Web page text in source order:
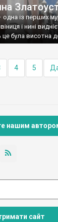
із перших
і нині
була висотна
4 5
нашим
сайт